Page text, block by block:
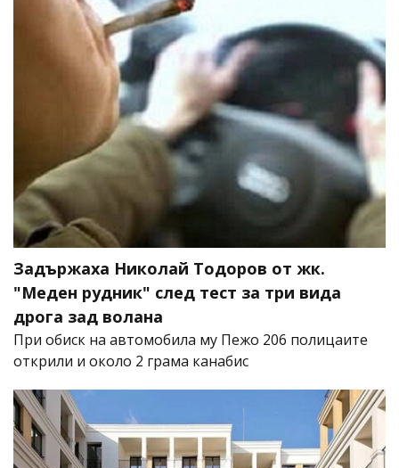
Задържаха Николай Тодоров от жк.
"Меден рудник" след тест за три вида
дрога зад волана
При обиск на автомобила му Пежо 206 полицаите
открили и около 2 грама канабис